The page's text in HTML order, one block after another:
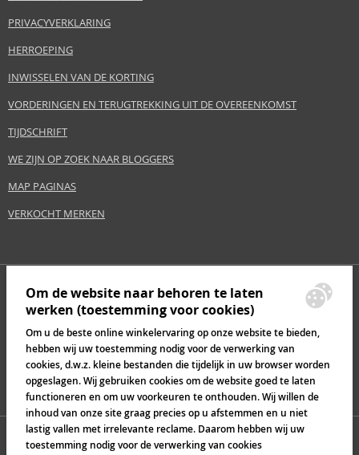
PRIVACYVERKLARING
HERROEPING
INWISSELEN VAN DE KORTING
VORDERINGEN EN TERUGTREKKING UIT DE OVEREENKOMST
TIJDSCHRIFT
WE ZIJN OP ZOEK NAAR BLOGGERS
MAP PAGINAS
VERKOCHT MERKEN
Om de website naar behoren te laten
werken (toestemming voor cookies)
Om u de beste online winkelervaring op onze website te bieden,
hebben wij uw toestemming nodig voor de verwerking van
cookies, d.w.z. kleine bestanden die tijdelijk in uw browser worden
opgeslagen. Wij gebruiken cookies om de website goed te laten
functioneren en om uw voorkeuren te onthouden. Wij willen de
inhoud van onze site graag precies op u afstemmen en u niet
lastig vallen met irrelevante reclame. Daarom hebben wij uw
toestemming nodig voor de verwerking van cookies